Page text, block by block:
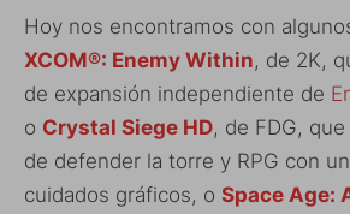
Hoy nos encontramos con
XCOM®: Enemy Within, de 2K,
de expansión independiente de
o Crystal Siege HD, de FDG,
de defender la torre y RPG con
cuidados gráficos, o Space Age: